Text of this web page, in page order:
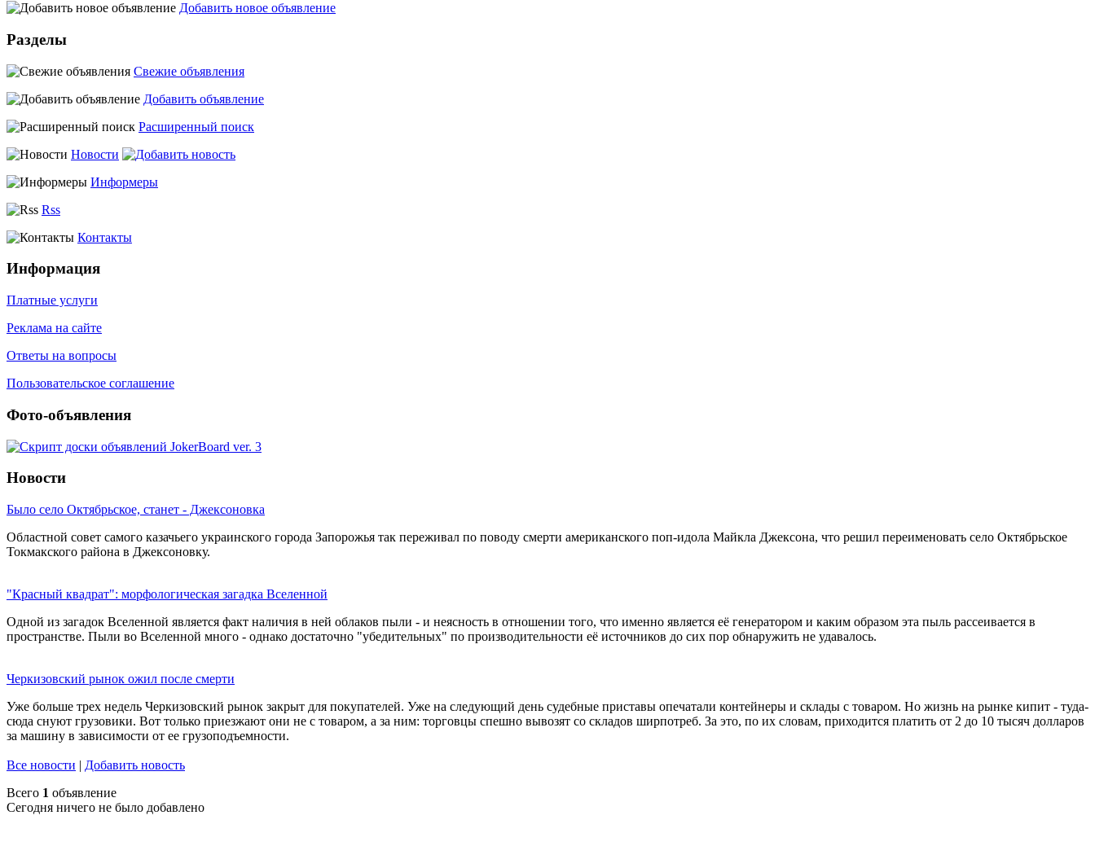
Добавить новое объявление
Разделы
Свежие объявления
Добавить объявление
Расширенный поиск
Новости
Информеры
Rss
Контакты
Информация
Платные услуги
Реклама на сайте
Ответы на вопросы
Пользовательское соглашение
Фото-объявления
Новости
Было село Октябрьское, станет - Джексоновка
Областной совет самого казачьего украинского города Запорожья так переживал по поводу смерти американского поп-идола Майкла Джексона, что решил переименовать село Октябрьское
Токмакского района в Джексоновку.
"Красный квадрат": морфологическая загадка Вселенной
Одной из загадок Вселенной является факт наличия в ней облаков пыли - и неясность в отношении того, что именно является её генератором и каким образом эта пыль рассеивается в
пространстве. Пыли во Вселенной много - однако достаточно "убедительных" по производительности её источников до сих пор обнаружить не удавалось.
Черкизовский рынок ожил после смерти
Уже больше трех недель Черкизовский рынок закрыт для покупателей. Уже на следующий день судебные приставы опечатали контейнеры и склады с товаром. Но жизнь на рынке кипит - туда-
сюда снуют грузовики. Вот только приезжают они не с товаром, а за ним: торговцы спешно вывозят со складов ширпотреб. За это, по их словам, приходится платить от 2 до 10 тысяч долларов
за машину в зависимости от ее грузоподъемности.
Все новости | Добавить новость
Всего 1 объявление
Сегодня ничего не было добавлено